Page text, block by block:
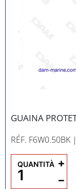
GUAINA
RÉF. F6W0.50BK
QUANTITÀ
−
+